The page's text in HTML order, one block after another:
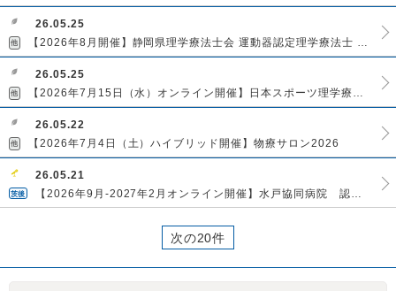
26.05.25
他 【2026年8月開催】静岡県理学療法士会 運動器認定理学療法士 臨床認定カリキュラム
26.05.25
他 【2026年7月15日（水）オンライン開催】日本スポーツ理学療法学会 第8回臨床研究支援セミナー
26.05.22
他 【2026年7月4日（土）ハイブリッド開催】物療サロン2026
26.05.21
茨後 【2026年9月-2027年2月オンライン開催】水戸協同病院 認定理学療法士臨床認定カリキュラム（スポーツ理学療法）
次の20件